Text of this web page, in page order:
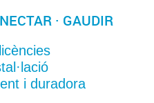
· GAUDIR
i duradora